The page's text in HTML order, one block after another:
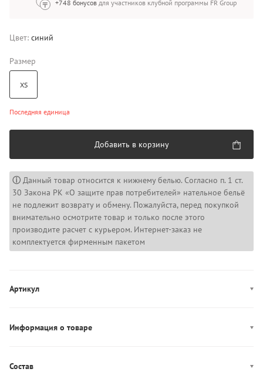
+748 бонусов для участников клубной программы FR Group
Цвет: синий
Размер
XS
Последняя единица
Добавить в корзину
ⓘ Данный товар относится к нижнему белью. Согласно п. 1 ст.
30 Закона РК «О защите прав потребителей» нательное бельё
не подлежит возврату и обмену. Пожалуйста, перед покупкой
внимательно осмотрите товар и только после этого
производите расчет с курьером. Интернет-заказ не
комплектуется фирменным пакетом
Артикул
Информация о товаре
Состав